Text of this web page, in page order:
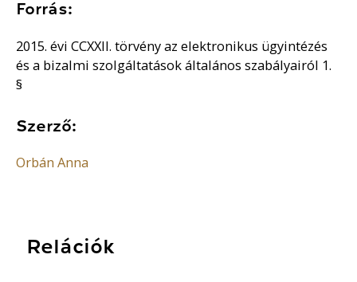
Forrás:
2015. évi CCXXII. törvény az elektronikus ügyintézés
és a bizalmi szolgáltatások általános szabályairól 1.
§
Szerző:
Orbán Anna
Relációk